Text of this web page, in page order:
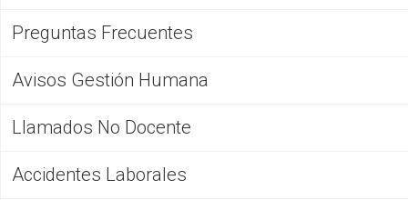
Preguntas Frecuentes
Avisos Gestión Humana
Llamados No Docente
Accidentes Laborales